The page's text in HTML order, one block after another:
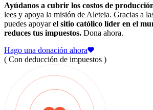
Ayúdanos a cubrir los costos de
lees y apoya la misión de Aleteia. Gracias a
puedes apoyarel sitio católico líder en el
reduces tus impuestos. Dona ahora.
Hago una donación ahora
( Con deducción de impuestos )